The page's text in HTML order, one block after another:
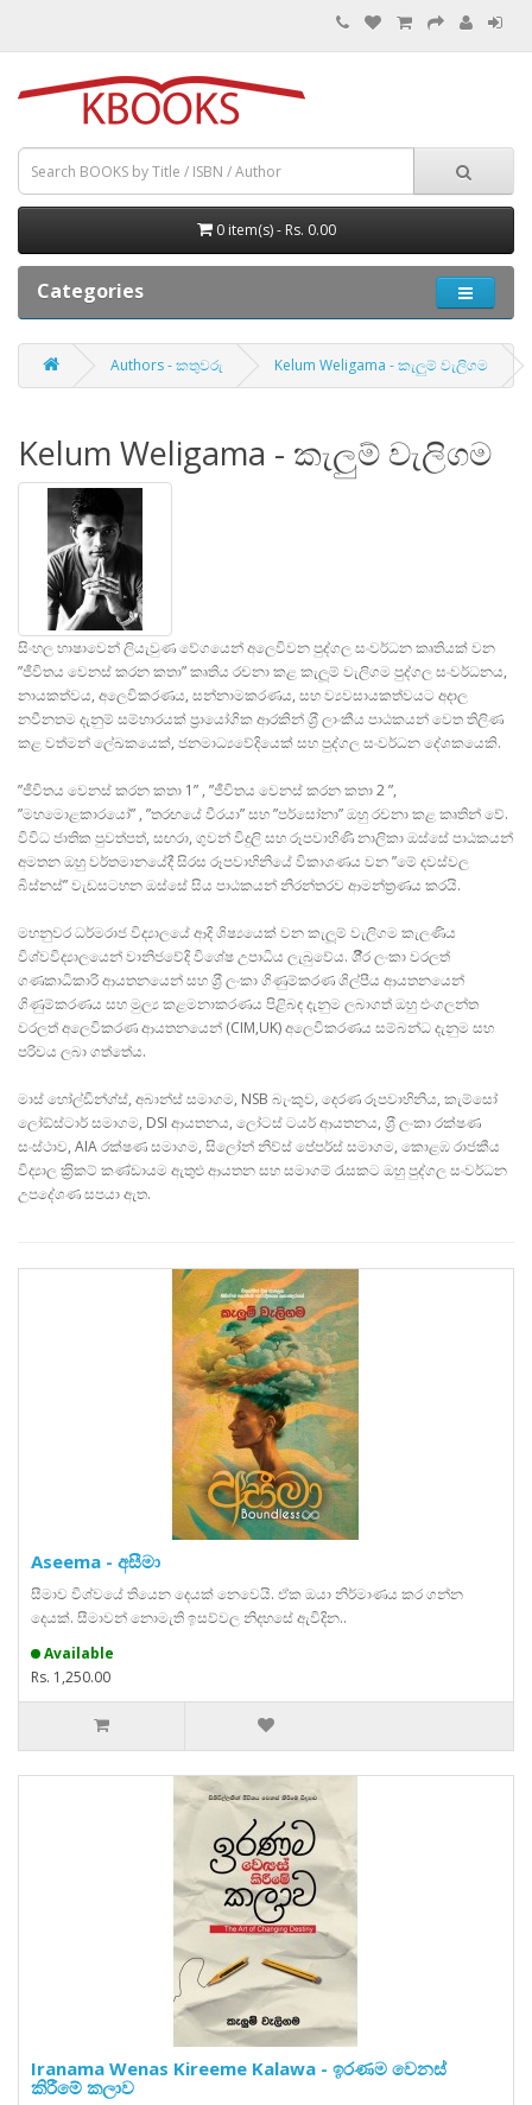
0 item(s) - Rs. 0.00
Categories
Authors - කතුවරු Kelum Weligama - කැලුම් වැලිගම
Kelum Weligama - කැලුම් වැලිගම
සිංහල භාෂාවෙන් ලියැවුණ වේගයෙන් අලෙවිවන පුද්ගල සංවර්ධන කෘතියක් වන
”ජීවිතය වෙනස් කරන කතා” කෘතිය රචනා කළ කැලූම් වැලිගම පුද්ගල සංවර්ධනය,
නායකත්වය, අලෙවිකරණය, සන්නාමකරණය, සහ ව්‍යවසායකත්වයට අදාල
නවීනතම දැනුම් සම්භාරයක් ප‍්‍රායෝගික ආරකින් ශ‍්‍රී ලාංකීය පාඨකයන් වෙත තිලිණ
කළ වත්මන් ලේඛකයෙක්, ජනමාධ්‍යවේදියෙක් සහ පුද්ගල සංවර්ධන දේශකයෙකි.
”ජීවිතය වෙනස් කරන කතා 1” , ”ජීවිතය වෙනස් කරන කතා 2 ”,
”මහමොළකාරයෝ” , ”තරඟයේ වීරයා” සහ ”පර්සෝනා” ඔහු රචනා කළ කෘතින් වේ.
විවිධ ජාතික පුවත්පත්, සඟරා, ගුවන් විදුලි සහ රූපවාහිණි නාලිකා ඔස්සේ පාඨකයන්
අමතන ඔහු වර්තමානයේදී සිරස රූපවාහිනියේ විකාශණය වන ”මේ දවස්වල
බිස්නස්” වැඩසටහන ඔස්සේ සිය පාඨකයන් නිරන්තරව ආමන්ත‍්‍රණය කරයි.
මහනුවර ධර්මරාජ විද්‍යාලයේ ආදි ශිෂ්‍යයෙක් වන කැලූම් වැලිගම කැලණිය
විශ්වවිද්‍යාලයෙන් වානිජවේදි විශේෂ උපාධිය ලැබුවේය. ශී‍්‍රි ලංකා වරලත්
ගණකාධිකාරි ආයතනයෙන් සහ ශ‍්‍රී ලංකා ගිණුම්කරණ ශිල්පීය ආයතනයෙන්
ගිණුම්කරණය සහ මුල්‍ය කළමනාකරණය පිළිබඳ දැනුම ලබාගත් ඔහු එංගලන්ත
වරලත් අලෙවිකරණ ආයතනයෙන් (CIM,UK) අලෙවිකරණය සම්බන්ධ දැනුම සහ
පරිචය ලබා ගත්තේය.
මාස් හෝල්ඩින්ග්ස්, අබාන්ස් සමාගම, NSB බැංකුව, දෙරණ රූපවාහිනිය, කැම්සෝ
ලෝඞ්ස්ටාර් සමාගම, DSI ආයතනය, ලෝටස් ටයර් ආයතනය, ශ‍්‍රී ලංකා රක්ෂණ
සංස්ථාව, AIA රක්ෂණ සමාගම, සිලෝන් නිව්ස් පේපර්ස් සමාගම, කොළඹ රාජකීය
විද්‍යාල ක‍්‍රිකට් කණ්ඩායම ඇතුළු ආයතන සහ සමාගම් රැසකට ඔහු පුද්ගල සංවර්ධන
උපදේශණ සපයා ඇත.
Aseema - අසීමා
සීමාව විශ්වයේ තියෙන දෙයක් නෙවෙයි. ඒක ඔයා නිර්මාණය කර ගන්න
දෙයක්. සීමාවන් නොමැති ඉසව්වල නිදහසේ ඇවිදින..
Available
Rs. 1,250.00
Iranama Wenas Kireeme Kalawa - ඉරණම වෙනස්
කිරීමේ කලාව